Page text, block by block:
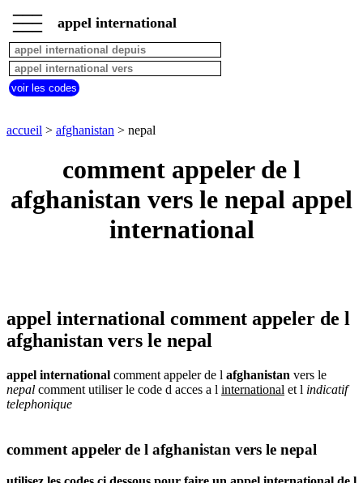
accueil
afghanistan
appel
depuis
pays
commencant
D E
R S T
U
V
W X Y Z
___
___ appel international
voir les codes
accueil > afghanistan > nepal
comment appeler de l
afghanistan vers le nepal appel
international
appel international comment appeler de l
afghanistan vers le nepal
appel international comment appeler de l afghanistan vers le
nepal comment utiliser le code d acces a l international et l indicatif
telephonique
comment appeler de l afghanistan vers le nepal